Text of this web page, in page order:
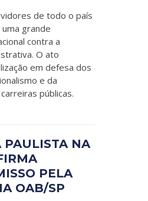
de todo o país
grande
contra a
O ato
em defesa dos
e da
públicas.
PAULISTA NA
PELA
OAB/SP